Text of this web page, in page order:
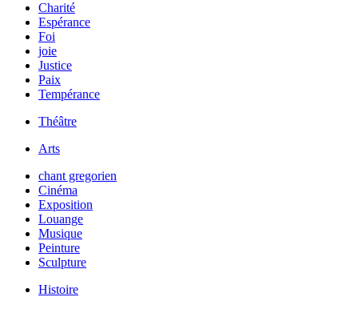
Charité
Espérance
Foi
joie
Justice
Paix
Tempérance
Théâtre
Arts
chant gregorien
Cinéma
Exposition
Louange
Musique
Peinture
Sculpture
Histoire